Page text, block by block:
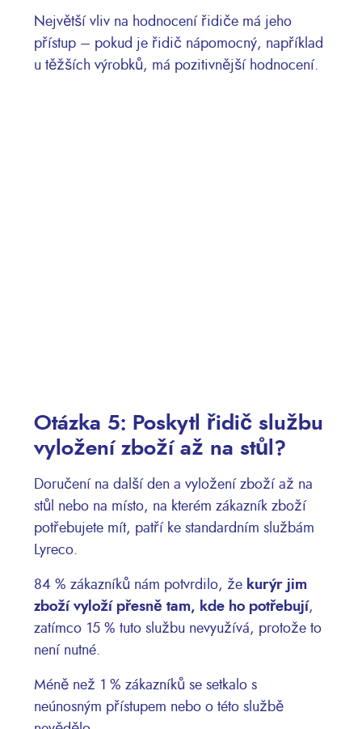
Největší vliv na hodnocení řidiče má jeho
přístup – pokud je řidič nápomocný, například
u těžších výrobků, má pozitivnější hodnocení.
Otázka 5: Poskytl řidič službu
vyložení zboží až na stůl?
Doručení na další den a vyložení zboží až na
stůl nebo na místo, na kterém zákazník zboží
potřebujete mít, patří ke standardním službám
Lyreco.
84 % zákazníků nám potvrdilo, že kurýr jim
zboží vyloží přesně tam, kde ho potřebují,
zatímco 15 % tuto službu nevyužívá, protože to
není nutné.
Méně než 1 % zákazníků se setkalo s
neúnosným přístupem nebo o této službě